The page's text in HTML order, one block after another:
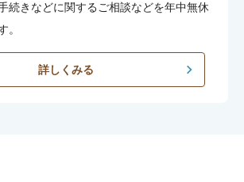
続きなどに関するご相談などを年中無休
。
詳しくみる